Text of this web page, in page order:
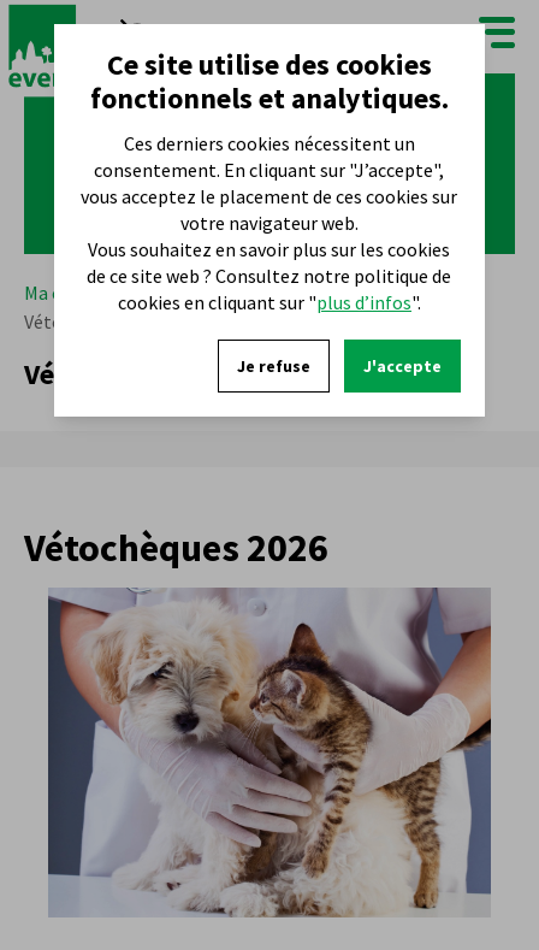
Ma commune Vivre à Evere
Bien-être animal
Vétochèques 2026
Vétochèques 2026
Vétochèques 2026
Ce site utilise des cookies
fonctionnels et analytiques.
Ces derniers cookies nécessitent un
consentement. En cliquant sur "J’accepte",
vous acceptez le placement de ces cookies sur
votre navigateur web.
Vous souhaitez en savoir plus sur les cookies
de ce site web ? Consultez notre politique de
cookies en cliquant sur "plus d’infos".
Je refuse J'accepte